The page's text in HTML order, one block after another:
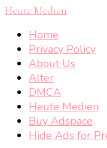
Heute Medien
Home
Privacy Policy
About Us
Alter
DMCA
Heute Medien
Buy Adspace
Hide Ads for